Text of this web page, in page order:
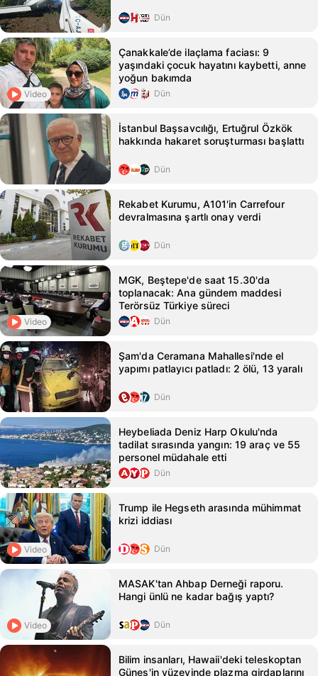
Dün
Video
Çanakkale’de ilaçlama faciası: 9
yaşındaki çocuk hayatını kaybetti, anne
yoğun bakımda
Dün
İstanbul Başsavcılığı, Ertuğrul Özkök
hakkında hakaret soruşturması başlattı
Dün
Rekabet Kurumu, A101'in Carrefour
devralmasına şartlı onay verdi
Dün
Video
MGK, Beştepe'de saat 15.30'da
toplanacak: Ana gündem maddesi
Terörsüz Türkiye süreci
Dün
Şam'da Ceramana Mahallesi'nde el
yapımı patlayıcı patladı: 2 ölü, 13 yaralı
Dün
Heybeliada Deniz Harp Okulu'nda
tadilat sırasında yangın: 19 araç ve 55
personel müdahale etti
Dün
Video
Trump ile Hegseth arasında mühimmat
krizi iddiası
Dün
Video
MASAK'tan Ahbap Derneği raporu.
Hangi ünlü ne kadar bağış yaptı?
Dün
Bilim insanları, Hawaii'deki teleskoptan
Güneş'in yüzeyinde plazma girdaplarını